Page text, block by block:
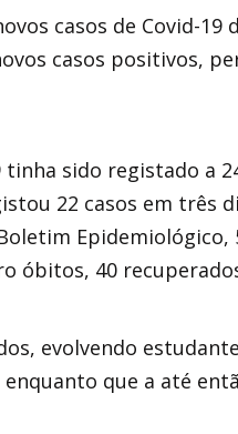
casos de Covid-19
casos positivos,
sido registado a
22 casos em três
Epidemiológico,
óbitos, 40
evolvendo
que a até